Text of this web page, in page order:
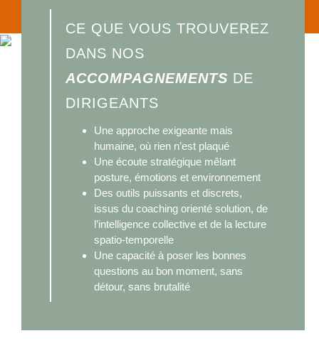
CE QUE VOUS TROUVEREZ
DANS NOS
ACCOMPAGNEMENTS DE
DIRIGEANTS
Une approche exigeante mais
humaine, où rien n’est plaqué
Une écoute stratégique mêlant
posture, émotions et environnement
Des outils puissants et discrets,
issus du coaching orienté solution, de
l’intelligence collective et de la lecture
spatio-temporelle
Une capacité à poser les bonnes
questions au bon moment, sans
détour, sans brutalité